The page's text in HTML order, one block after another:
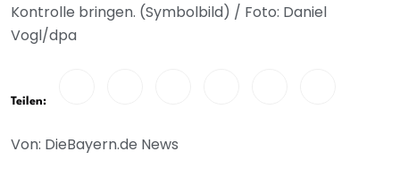
Kontrolle bringen. (Symbolbild) / Foto: Daniel
Vogl/dpa
Teilen:
Von: DieBayern.de News